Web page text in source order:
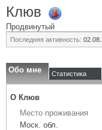
Клюв
Продвинутый
Последняя активность:
Обо мне Статистика
О Клюв
Место проживания
Моск. обл.